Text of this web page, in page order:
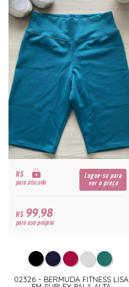
R$
para atacado
Logue-se para
ver o preço
R$99,98
para uso próprio
02326 - BERMUDA FITNESS LISA